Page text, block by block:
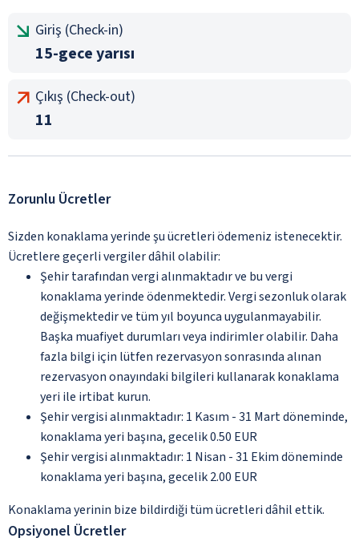
Giriş (Check-in)
15-gece yarısı
Çıkış (Check-out)
11
Zorunlu Ücretler
Sizden konaklama yerinde şu ücretleri ödemeniz istenecektir.
Ücretlere geçerli vergiler dâhil olabilir:
Şehir tarafından vergi alınmaktadır ve bu vergi
konaklama yerinde ödenmektedir. Vergi sezonluk olarak
değişmektedir ve tüm yıl boyunca uygulanmayabilir.
Başka muafiyet durumları veya indirimler olabilir. Daha
fazla bilgi için lütfen rezervasyon sonrasında alınan
rezervasyon onayındaki bilgileri kullanarak konaklama
yeri ile irtibat kurun.
Şehir vergisi alınmaktadır: 1 Kasım - 31 Mart döneminde,
konaklama yeri başına, gecelik 0.50 EUR
Şehir vergisi alınmaktadır: 1 Nisan - 31 Ekim döneminde
konaklama yeri başına, gecelik 2.00 EUR
Konaklama yerinin bize bildirdiği tüm ücretleri dâhil ettik.
Opsiyonel Ücretler